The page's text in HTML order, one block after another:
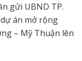
gửi UBND TP.
án mở rộng
– Mỹ Thuận lên